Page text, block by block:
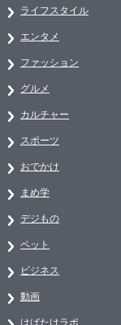
ライフスタイル
エンタメ
ファッション
グルメ
カルチャー
スポーツ
おでかけ
まめ学
デジもの
ペット
ビジネス
動画
はばたけラボ